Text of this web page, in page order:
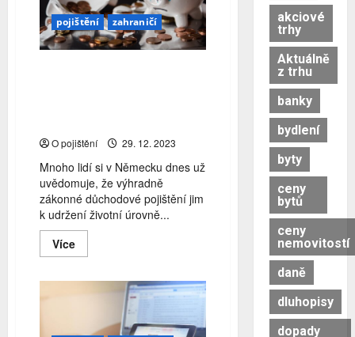
pojištění zahraničí
O pojištění 29. 12. 2023
Mnoho lidí si v Německu dnes už
uvědomuje, že výhradně
zákonné důchodové pojištění jim
k udržení životní úrovně...
VíceRead
more
málokterý
Němec
považuje
zákonem
stanovenou
akciové
trhy
Aktuálně
z trhu
banky
bydlení
byty
ceny
bytů
ceny
nemovitostí
daně
dluhopisy
dopady